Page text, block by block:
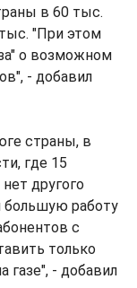
в 60 тыс.
"При этом
о возможном
- добавил
страны, в
где 15
другого
большую работу
с
только
газе", - добавил